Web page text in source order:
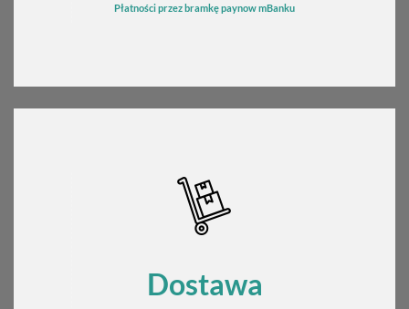
Płatności przez bramkępaynow mBanku
Dostawa